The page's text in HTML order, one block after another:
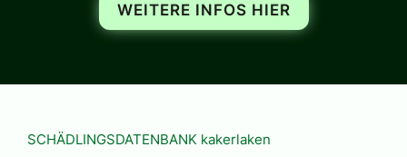
WEITERE INFOS HIER
SCHÄDLINGSDATENBANK kakerlaken